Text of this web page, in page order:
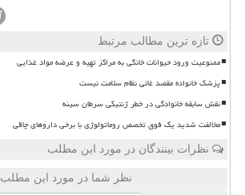
تازه ترین مطالب مرتبط
ممنوعیت ورود حیوانات خانگی به مراکز تهیه و عرضه مواد غذایی
پزشک خانواده مقصد غائی نظام سلامت نیست
نقش سابقه خانوادگی در خطر ژنتیکی سرطان سینه
مخالفت شدید یک فوق تخصص روماتولوژی با برخی داروهای چاقی
نظرات بینندگان در مورد این مطلب
نظر شما در مورد این مطلب